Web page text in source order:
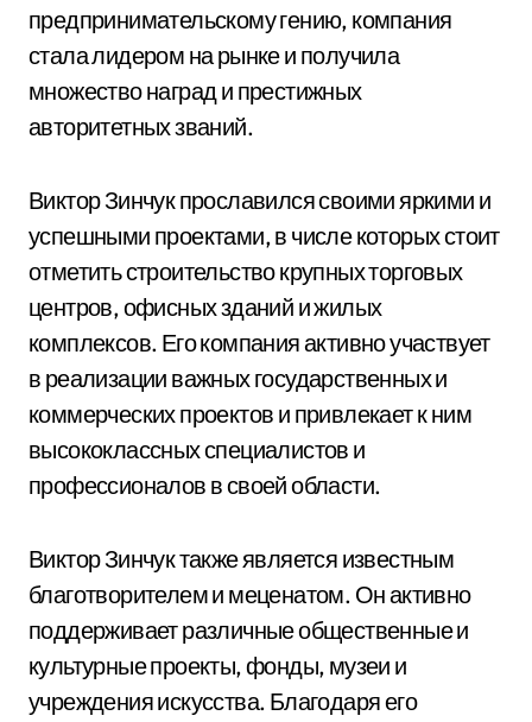
предпринимательскому гению, компания
стала лидером на рынке и получила
множество наград и престижных
авторитетных званий.
Виктор Зинчук прославился своими яркими и
успешными проектами, в числе которых стоит
отметить строительство крупных торговых
центров, офисных зданий и жилых
комплексов. Его компания активно участвует
в реализации важных государственных и
коммерческих проектов и привлекает к ним
высококлассных специалистов и
профессионалов в своей области.
Виктор Зинчук также является известным
благотворителем и меценатом. Он активно
поддерживает различные общественные и
культурные проекты, фонды, музеи и
учреждения искусства. Благодаря его